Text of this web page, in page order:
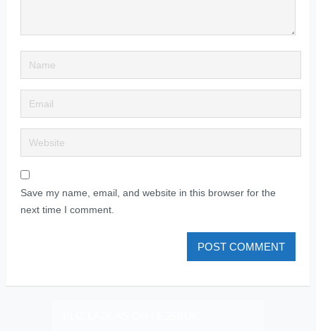
Save my name, email, and website in this browser for the
next time I comment.